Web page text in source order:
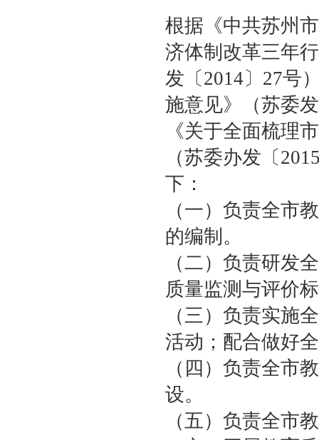
根据《中共苏州
济体制改革三年
发〔2014〕27号
施意见》（苏委
《关于全面梳理
（苏委办发〔
下：
（一）负责全市
的编制。
（二）负责研发
质量监测与评价
（三）负责实施
活动；配合做好
（四）负责全市
设。
（五）负责全市